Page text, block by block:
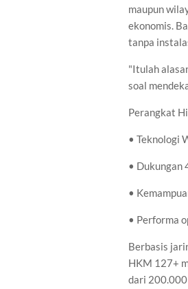
maupun
ekonomis.
tanpa
"Itulah
soal
Perangkat
• Teknologi
• Dukungan
•
• Performa
Berbasis
HKM 127+
dari 200.000